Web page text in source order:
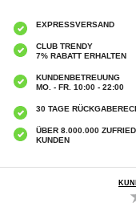
EXPRESSVERSAND
CLUB TRENDY
7% RABATT ERHALTEN
KUNDENBETREUUNG
MO. - FR. 10:00 - 22:00
30 TAGE
ÜBER 8.000.000
KUNDEN